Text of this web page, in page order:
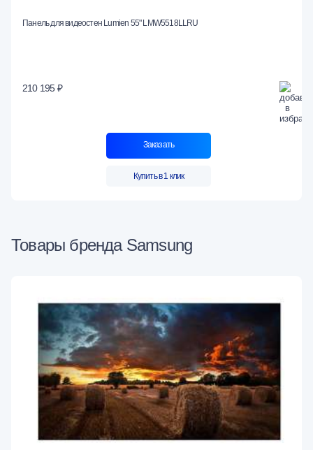
Панель для видеостен Lumien 55" LMW5518LLRU
210 195 ₽
Заказать
Купить в 1 клик
Товары бренда Samsung